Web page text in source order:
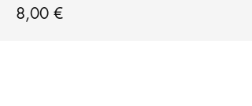
8,00 €